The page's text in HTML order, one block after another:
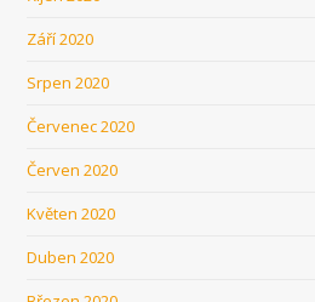
Září 2020
Srpen 2020
Červenec 2020
Červen 2020
Květen 2020
Duben 2020